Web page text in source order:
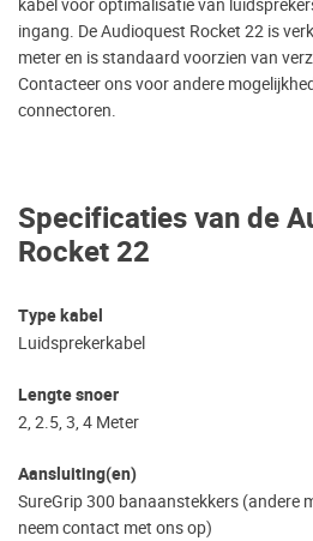
Specificaties van de
Rocket 22
Type kabel
Luidsprekerkabel
Lengte snoer
2, 2.5, 3, 4 Meter
Aansluiting(en)
SureGrip 300 banaanstekkers (andere
neem contact met ons op)
ingang. De Audioquest Rocket 22 is
meter en is standaard voorzien van
Contacteer ons voor andere
connectoren.